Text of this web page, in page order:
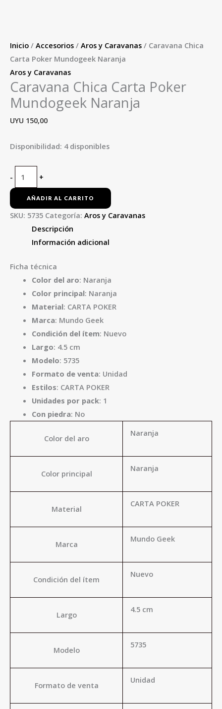
Inicio / Accesorios / Aros y Caravanas / Caravana Chica
Carta Poker Mundogeek Naranja
Aros y Caravanas
Caravana Chica Carta Poker
Mundogeek Naranja
UYU 150,00
Disponibilidad: 4 disponibles
- +
AÑADIR AL CARRITO
SKU: 5735 Categoría: Aros y Caravanas
Descripción
Información adicional
Ficha técnica
Color del aro: Naranja
Color principal: Naranja
Material: CARTA POKER
Marca: Mundo Geek
Condición del ítem: Nuevo
Largo: 4.5 cm
Modelo: 5735
Formato de venta: Unidad
Estilos: CARTA POKER
Unidades por pack: 1
Con piedra: No
Color del aro
Naranja
Color principal
Naranja
Material
CARTA POKER
Marca
Mundo Geek
Condición del ítem
Nuevo
Largo
4.5 cm
Modelo
5735
Formato de venta
Unidad